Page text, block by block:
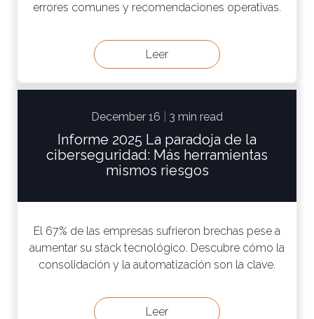
errores comunes y recomendaciones operativas.
Leer
December 16 3 min read
Informe 2025 La paradoja de la
ciberseguridad: Más herramientas
mismos riesgos
El 67% de las empresas sufrieron brechas pese a
aumentar su stack tecnológico. Descubre cómo la
consolidación y la automatización son la clave.
Leer